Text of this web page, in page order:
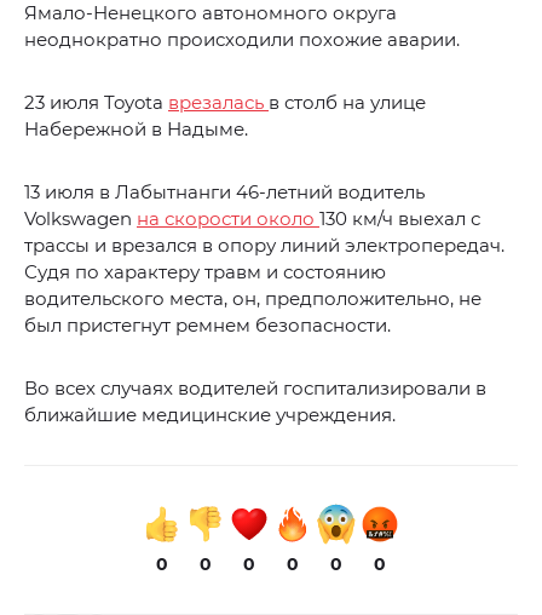
Ямало-Ненецкого автономного округа
неоднократно происходили похожие аварии.
23 июля Toyota врезалась в столб на улице
Набережной в Надыме.
13 июля в Лабытнанги 46-летний водитель
Volkswagen на скорости около 130 км/ч выехал с
трассы и врезался в опору линий электропередач.
Судя по характеру травм и состоянию
водительского места, он, предположительно, не
был пристегнут ремнем безопасности.
Во всех случаях водителей госпитализировали в
ближайшие медицинские учреждения.
0 0 0 0 0 0